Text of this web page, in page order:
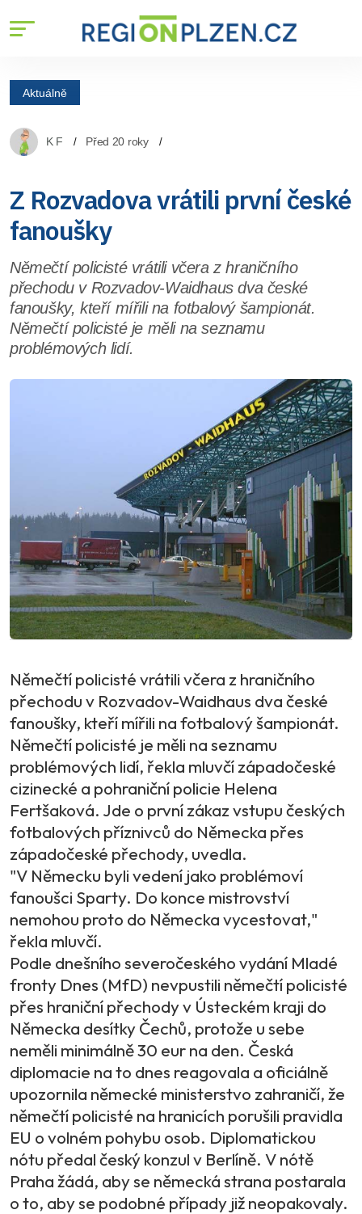
Aktuálně
K F Před 20 roky
Z Rozvadova vrátili první české
fanoušky
Němečtí policisté vrátili včera z hraničního
přechodu v Rozvadov-Waidhaus dva české
fanoušky, kteří mířili na fotbalový šampionát.
Němečtí policisté je měli na seznamu
problémových lidí.
Němečtí policisté vrátili včera z hraničního
přechodu v Rozvadov-Waidhaus dva české
fanoušky, kteří mířili na fotbalový šampionát.
Němečtí policisté je měli na seznamu
problémových lidí, řekla mluvčí západočeské
cizinecké a pohraniční policie Helena
Fertšaková. Jde o první zákaz vstupu českých
fotbalových příznivců do Německa přes
západočeské přechody, uvedla.
"V Německu byli vedení jako problémoví
fanoušci Sparty. Do konce mistrovství
nemohou proto do Německa vycestovat,"
řekla mluvčí.
Podle dnešního severočeského vydání Mladé
fronty Dnes (MfD) nevpustili němečtí policisté
přes hraniční přechody v Ústeckém kraji do
Německa desítky Čechů, protože u sebe
neměli minimálně 30 eur na den. Česká
diplomacie na to dnes reagovala a oficiálně
upozornila německé ministerstvo zahraničí, že
němečtí policisté na hranicích porušili pravidla
EU o volném pohybu osob. Diplomatickou
nótu předal český konzul v Berlíně. V nótě
Praha žádá, aby se německá strana postarala
o to, aby se podobné případy již neopakovaly.